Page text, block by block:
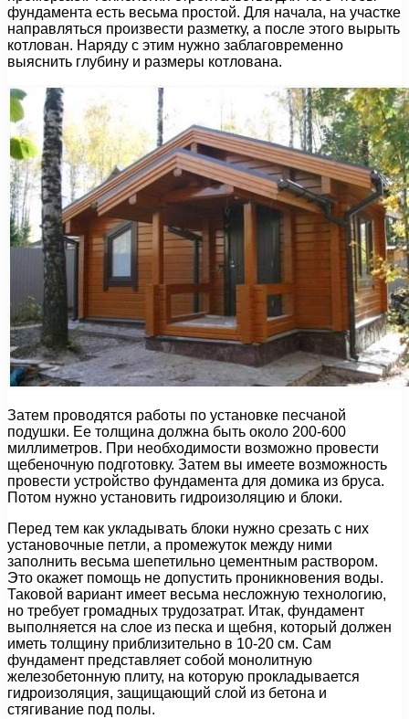
фундамента есть весьма простой. Для начала, на участке
направляться произвести разметку, а после этого вырыть
котлован. Наряду с этим нужно заблаговременно
выяснить глубину и размеры котлована.
Затем проводятся работы по установке песчаной
подушки. Ее толщина должна быть около 200-600
миллиметров. При необходимости возможно провести
щебеночную подготовку. Затем вы имеете возможность
провести устройство фундамента для домика из бруса.
Потом нужно установить гидроизоляцию и блоки.
Перед тем как укладывать блоки нужно срезать с них
установочные петли, а промежуток между ними
заполнить весьма шепетильно цементным раствором.
Это окажет помощь не допустить проникновения воды.
Таковой вариант имеет весьма несложную технологию,
но требует громадных трудозатрат. Итак, фундамент
выполняется на слое из песка и щебня, который должен
иметь толщину приблизительно в 10-20 см. Сам
фундамент представляет собой монолитную
железобетонную плиту, на которую прокладывается
гидроизоляция, защищающий слой из бетона и
стягивание под полы.